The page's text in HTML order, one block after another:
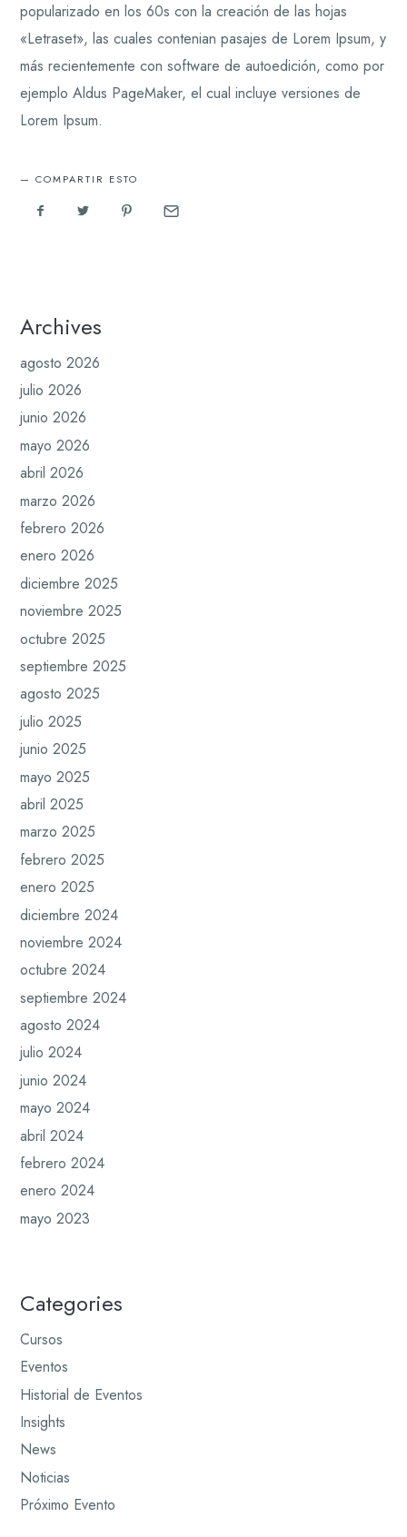
popularizado en los 60s con la creación de las hojas
«Letraset», las cuales contenian pasajes de Lorem Ipsum, y
más recientemente con software de autoedición, como por
ejemplo Aldus PageMaker, el cual incluye versiones de
Lorem Ipsum.
COMPARTIR ESTO
Archives
agosto 2026
julio 2026
junio 2026
mayo 2026
abril 2026
marzo 2026
febrero 2026
enero 2026
diciembre 2025
noviembre 2025
octubre 2025
septiembre 2025
agosto 2025
julio 2025
junio 2025
mayo 2025
abril 2025
marzo 2025
febrero 2025
enero 2025
diciembre 2024
noviembre 2024
octubre 2024
septiembre 2024
agosto 2024
julio 2024
junio 2024
mayo 2024
abril 2024
febrero 2024
enero 2024
mayo 2023
Categories
Cursos
Eventos
Historial de Eventos
Insights
News
Noticias
Próximo Evento